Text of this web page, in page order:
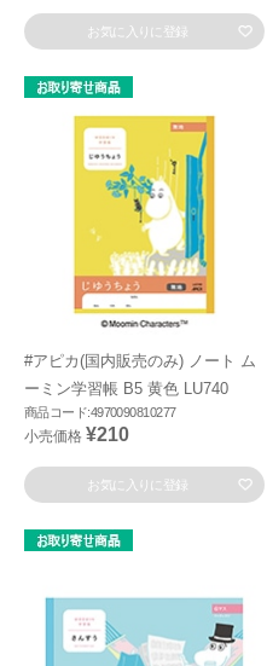
お気に入りに登録
#アピカ(国内販売のみ) ノート ム
ーミン学習帳 B5 黄色 LU740
商品コード:4970090810277
小売価格 ¥210
お気に入りに登録